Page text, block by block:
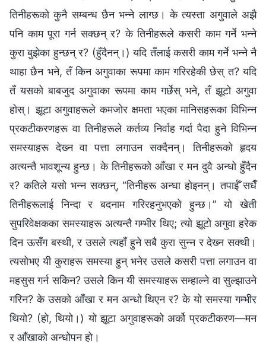
तिनीहरूको कुनै सम्बन्ध छैन भन्‍ने लाग्छ। के त्यस्ता अगुवाले अझै
पनि काम पूरा गर्न सक्छन् र? के तिनीहरूले कसरी काम गर्ने भन्‍ने
कुरा बुझेका हुन्छन् र? (हुँदैनन्।) यदि तँलाई कसरी काम गर्ने भन्‍ने नै
थाहा छैन भने, तँ किन अगुवाका रूपमा काम गरिरहेकी छेस् त? यदि
तँ यसको बाबजुद अगुवाका रूपमा काम गर्छेस् भने, तँ झूटो अगुवा
होस्। झूटा अगुवाहरूले कमजोर क्षमता भएका मानिसहरूका विभिन्‍न
प्रकटीकरणहरू वा तिनीहरूले कर्तव्य निर्वाह गर्दा पैदा हुने विभिन्‍न
समस्याहरू देख्‍न वा पत्ता लगाउन सक्दैनन्। तिनीहरूको हृदय
अत्यन्तै भावशून्य हुन्छ। के तिनीहरूको आँखा र मन दुवै अन्धो हुँदैन
र? कतिले यसो भन्‍न सक्छन्, “तिनीहरू अन्धा होइनन्। तपाईँ सधैँ
तिनीहरूलाई निन्दा र बदनाम गरिरहनुभएको हुन्छ।” यो खेती
सुपरिवेक्षकका समस्याहरू अत्यन्तै गम्भीर थिए; त्यो झूटो अगुवा हरेक
दिन ऊसँग बस्थी, र उसले त्यहाँ हुने सबै कुरा सुन्‍न र देख्‍न सक्थी।
त्यसोभए यी कुराहरू समस्या हुन् भनेर उसले कसरी पत्ता लगाउन वा
महसुस गर्न सकिन? उसले किन यी समस्याहरू सम्हाल्‍ने वा सुल्झाउने
गरिन? के उसको आँखा र मन अन्धो थिएन र? के यो समस्या गम्भीर
थियो? (हो, थियो।) यो झूटा अगुवाहरूको अर्को प्रकटीकरण—मन
र आँखाको अन्धोपन हो।